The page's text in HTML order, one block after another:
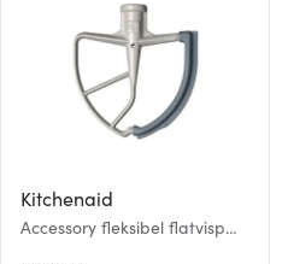
Kitchenaid
Accessory fleksibel flatvisp